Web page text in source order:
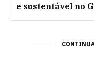
e sustentável no